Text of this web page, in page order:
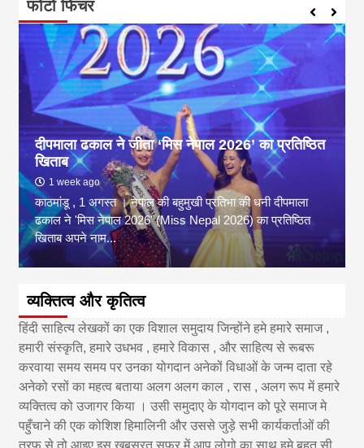
फोटो फिचर
दीपमाला ढकाल ने जीता ‘मिस नेपाल 2026’ का प्रतिष्ठित
खिताब
1 week ago
काठमांडू , 1 अगस्त । नेपाल की बहुमुखी प्रतिभा की धनी दीपमाला
ढकाल ने 'मिस नेपाल 2026' (Miss Nepal 2026) का प्रतिष्ठित
खिताब अपने नाम...
व्यक्तित्व और कृतित्व
हिंदी साहित्य लेखकों का एक विशाल समुदाय जिन्होंने हमे हमारे समाज ,
हमारी संस्कृति, हमारे उधभव , हमारे विकास , और साहित्य से रूबरू
करवाया समय समय पर उनका योगदान अनेकों विधाओं के जन्म दाता रहे
अनेको रसों का महत्व बताया अलग अलग काल , रास , अलग रूप में हमारे
व्यक्तित्व को उजागर किया । उसी समुदाए के योगदान को पूरे समाज मे
पहुँचाने की एक कोशिश हिमालिनी और उससे जुड़े सभी कार्यकर्ताओं की